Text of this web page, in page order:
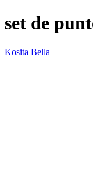
set de
Kosita Bella